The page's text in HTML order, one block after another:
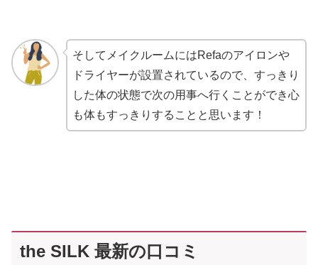
そしてメイクルームにはRefaのアイロンや
ドライヤーが設置されているので、すっきり
した体の状態で次の用事へ行くことができ心
も体もすっきりすることと思います！
the SILK 最新の口コミ